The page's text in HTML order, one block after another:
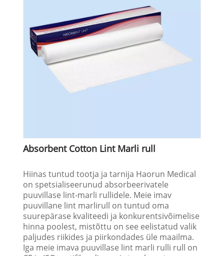
Absorbent Cotton Lint Marli rull
Hiinas tuntud tootja ja tarnija Haorun Medical
on spetsialiseerunud absorbeerivatele
puuvillase lint-marli rullidele. Meie imav
puuvillane lint marlirull on tuntud oma
suurepärase kvaliteedi ja konkurentsivõimelise
hinna poolest, mistõttu on see eelistatud valik
paljudes riikides ja piirkondades üle maailma.
Iga meie imava puuvillase lint marli rulli rull on